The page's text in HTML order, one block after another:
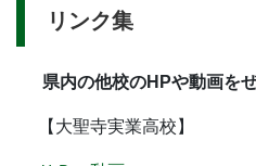
リンク集
県内の他校のHPや動画を
【大聖寺実業高校】